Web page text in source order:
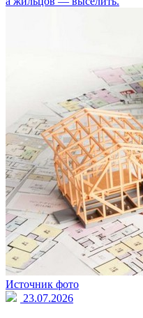
Источник фото
23.07.2026